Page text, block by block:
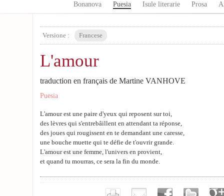
Bonanova Puesia Isule literarie Prosa
Versione : Francese
L'amour
traduction en français de Martine VANHOVE
Puesia
L'amour est une paire d'yeux qui reposent sur toi,
des lèvres qui s'entrebâillent en attendant ta réponse,
des joues qui rougissent en te demandant une caresse,
une bouche muette qui te défie de t'ouvrir grande.
L'amour est une femme, l'univers en provient,
et quand tu mourras, ce sera la fin du monde.